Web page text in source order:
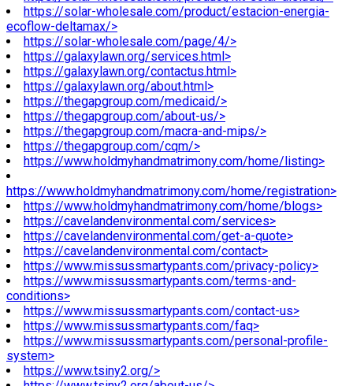
https://solar-wholesale.com/product/estacion-energia-
ecoflow-deltamax/>
https://solar-wholesale.com/page/4/>
https://galaxylawn.org/services.html>
https://galaxylawn.org/contactus.html>
https://galaxylawn.org/about.html>
https://thegapgroup.com/medicaid/>
https://thegapgroup.com/about-us/>
https://thegapgroup.com/macra-and-mips/>
https://thegapgroup.com/cqm/>
https://www.holdmyhandmatrimony.com/home/listing>
https://www.holdmyhandmatrimony.com/home/registration>
https://www.holdmyhandmatrimony.com/home/blogs>
https://cavelandenvironmental.com/services>
https://cavelandenvironmental.com/get-a-quote>
https://cavelandenvironmental.com/contact>
https://www.missussmartypants.com/privacy-policy>
https://www.missussmartypants.com/terms-and-
conditions>
https://www.missussmartypants.com/contact-us>
https://www.missussmartypants.com/faq>
https://www.missussmartypants.com/personal-profile-
system>
https://www.tsiny2.org/>